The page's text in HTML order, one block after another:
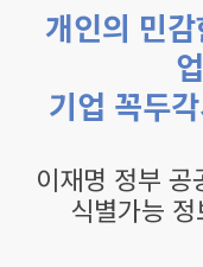
개인의 민
기업 꼭두
이재명 정부
식별가능